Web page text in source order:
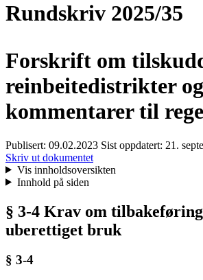
Rundskriv 2025/35
Forskrift om
reinbeitedistrikter
kommentarer til
Publisert: 09.02.2023 Sist oppdatert: 21.
Skriv ut dokumentet
Vis innholdsoversikten
Innhold på siden
§ 3-4 Krav om
uberettiget bruk
§ 3-4